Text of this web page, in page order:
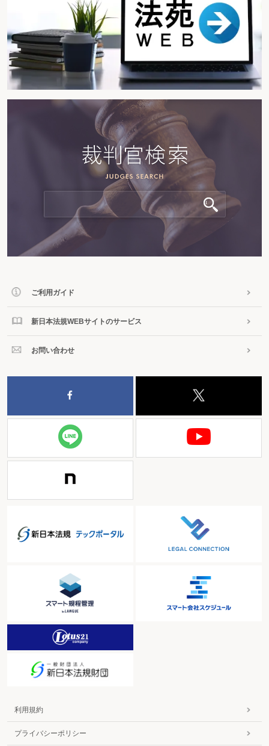
ご利用ガイド
新日本法規WEBサイトのサービス
お問い合わせ
利用規約
プライバシーポリシー